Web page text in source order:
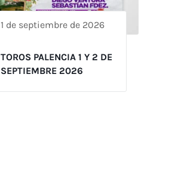
1 de septiembre de 2026
TOROS PALENCIA 1 Y 2 DE
SEPTIEMBRE 2026